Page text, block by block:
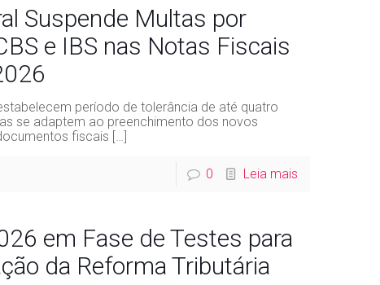
Suspende Multas por
e IBS nas Notas Fiscais
período de tolerância de até quatro
se adaptem ao preenchimento dos novos
fiscais […]
0 Leia mais
em Fase de Testes para
da Reforma Tributária